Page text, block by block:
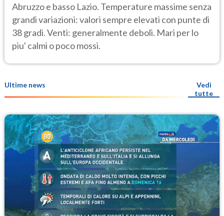
Abruzzo e basso Lazio. Temperature massime senza
grandi variazioni: valori sempre elevati con punte di
38 gradi. Venti: generalmente deboli. Mari per lo
piu' calmi o poco mossi.
Ultime news
Vedi
tutte